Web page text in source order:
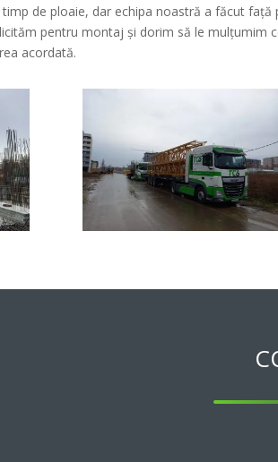
de ploaie, dar echipa noastră a făcut față
pentru montaj și dorim să le mulțumim
acordată.